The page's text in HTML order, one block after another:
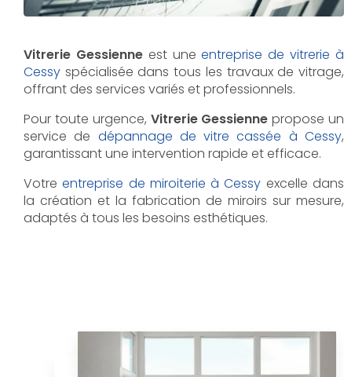
Vitrerie Gessienneest uneentreprise de vitrerie à
Cessy spécialisée dans tous les travaux de vitrage,
offrant des services variés et professionnels.
Pour toute urgence, Vitrerie Gessienne propose un
service de dépannage de vitre cassée à Cessy,
garantissant une intervention rapide et efficace.
Votreentreprise de miroiterie à Cessy excelle dans
la création et la fabrication de miroirs sur mesure,
adaptés à tous les besoins esthétiques.